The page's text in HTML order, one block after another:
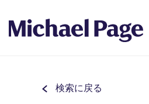
検索に戻る